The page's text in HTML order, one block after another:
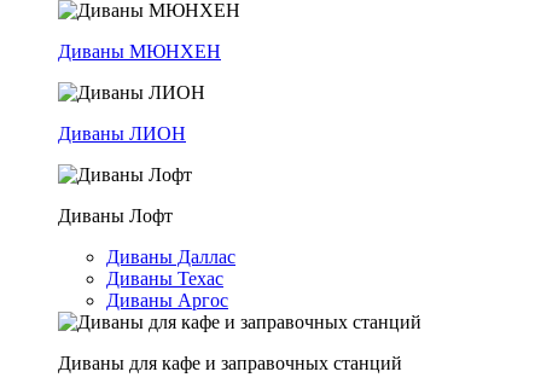
Диваны МЮНХЕН
Диваны ЛИОН
Диваны Лофт
Диваны Даллас
Диваны Техас
Диваны Аргос
Диваны для кафе и заправочных станций